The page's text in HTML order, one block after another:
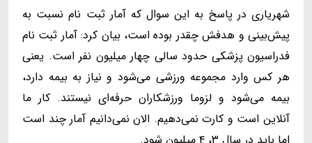
شهریاری در پاسخ به این سوال که آمار ثبت نام نسبت به
پیش‌بینی و هدفش چقدر بوده است، بیان کرد: آمار ثبت نام
فدراسیون پزشکی حدود سالی چهار میلیون نفر است. یعنی
هر کس وارد مجموعه ورزشی می‌شود و نیاز به بیمه دارد،
بیمه می‌شود و لزوما ورزشکاران حرفه‌ای نیستند. کار ما
آنلاین است و کارت نمی‌دهیم. الان نمی‌دانیم آمار چند است